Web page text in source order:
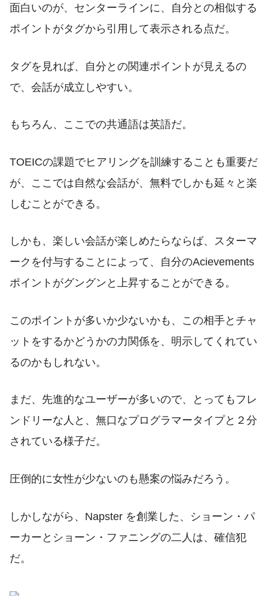
面白いのが、センターラインに、自分との相似する
ポイントがタグから引用して表示される点だ。
タグを見れば、自分との関連ポイントが見えるの
で、会話が成立しやすい。
もちろん、ここでの共通語は英語だ。
TOEICの課題でヒアリングを訓練することも重要だ
が、ここでは自然な会話が、無料でしかも延々と楽
しむことができる。
しかも、楽しい会話が楽しめたらならば、スターマ
ークを付与することによって、自分のAcievements
ポイントがグングンと上昇することができる。
このポイントが多いか少ないかも、この相手とチャ
ットをするかどうかの力関係を、明示してくれてい
るのかもしれない。
まだ、先進的なユーザーが多いので、とってもフレ
ンドリーな人と、無口なプログラマータイプと２分
されている様子だ。
圧倒的に女性が少ないのも懸案の悩みだろう。
しかしながら、Napster を創業した、ショーン・パ
ーカーとショーン・ファニングの二人は、確信犯
だ。